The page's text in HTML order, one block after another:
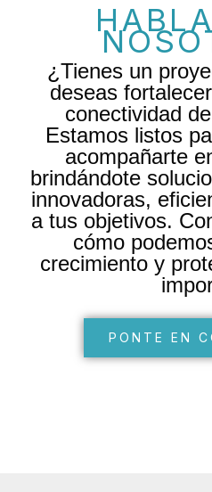
¿Tienes un
deseas
conectividad
Estamos listos
acompañarte
brindándote
innovadoras,
a tus objetivos.
cómo
crecimiento y
PONTE EN